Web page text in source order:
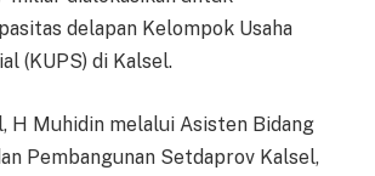
delapan Kelompok Usaha
(KUPS) di Kalsel.
H Muhidin melalui Asisten Bidang
Pembangunan Setdaprov Kalsel,